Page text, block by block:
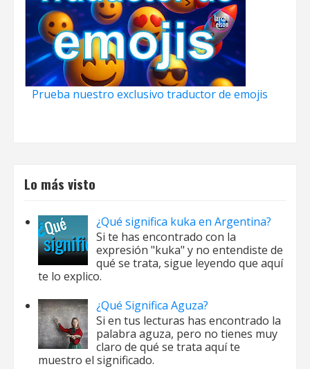
Prueba nuestro exclusivo traductor de emojis
Lo más visto
¿Qué significa kuka en Argentina?
Si te has encontrado con la
expresión "kuka" y no entendiste de
qué se trata, sigue leyendo que aquí
te lo explico.
¿Qué Significa Aguza?
Si en tus lecturas has encontrado la
palabra aguza, pero no tienes muy
claro de qué se trata aquí te
muestro el significado.